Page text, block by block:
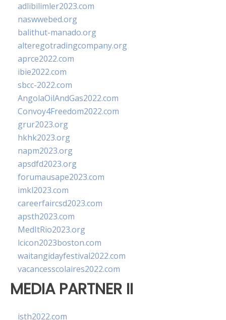
adlibilimler2023.com
naswwebed.org
balithut-manado.org
alteregotradingcompany.org
aprce2022.com
ibie2022.com
sbcc-2022.com
AngolaOilAndGas2022.com
Convoy4Freedom2022.com
grur2023.org
hkhk2023.org
napm2023.org
apsdfd2023.org
forumausape2023.com
imkl2023.com
careerfaircsd2023.com
apsth2023.com
MedItRio2023.org
lcicon2023boston.com
waitangidayfestival2022.com
vacancesscolaires2022.com
MEDIA PARTNER II
isth2022.com